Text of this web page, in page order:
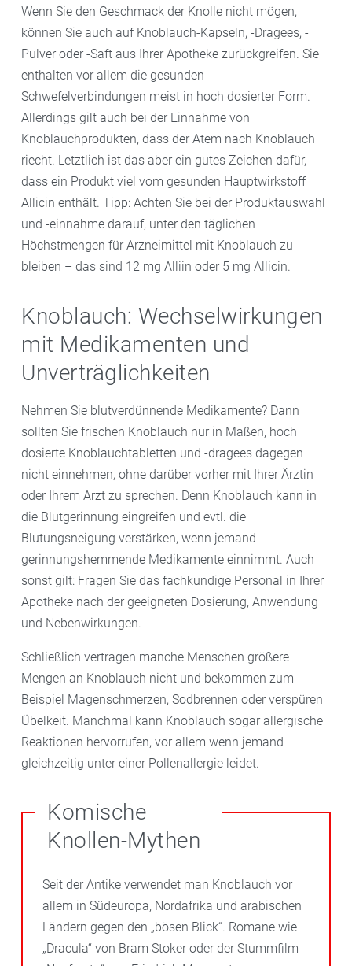
Wenn Sie den Geschmack der Knolle nicht mögen,
können Sie auch auf Knoblauch-Kapseln, -Dragees, -
Pulver oder -Saft aus Ihrer Apotheke zurückgreifen. Sie
enthalten vor allem die gesunden
Schwefelverbindungen meist in hoch dosierter Form.
Allerdings gilt auch bei der Einnahme von
Knoblauchprodukten, dass der Atem nach Knoblauch
riecht. Letztlich ist das aber ein gutes Zeichen dafür,
dass ein Produkt viel vom gesunden Hauptwirkstoff
Allicin enthält. Tipp: Achten Sie bei der Produktauswahl
und -einnahme darauf, unter den täglichen
Höchstmengen für Arzneimittel mit Knoblauch zu
bleiben – das sind 12 mg Alliin oder 5 mg Allicin.
Knoblauch: Wechselwirkungen
mit Medikamenten und
Unverträglichkeiten
Nehmen Sie blutverdünnende Medikamente? Dann
sollten Sie frischen Knoblauch nur in Maßen, hoch
dosierte Knoblauchtabletten und -dragees dagegen
nicht einnehmen, ohne darüber vorher mit Ihrer Ärztin
oder Ihrem Arzt zu sprechen. Denn Knoblauch kann in
die Blutgerinnung eingreifen und evtl. die
Blutungsneigung verstärken, wenn jemand
gerinnungshemmende Medikamente einnimmt. Auch
sonst gilt: Fragen Sie das fachkundige Personal in Ihrer
Apotheke nach der geeigneten Dosierung, Anwendung
und Nebenwirkungen.
Schließlich vertragen manche Menschen größere
Mengen an Knoblauch nicht und bekommen zum
Beispiel Magenschmerzen, Sodbrennen oder verspüren
Übelkeit. Manchmal kann Knoblauch sogar allergische
Reaktionen hervorrufen, vor allem wenn jemand
gleichzeitig unter einer Pollenallergie leidet.
Komische
Knollen-Mythen
Seit der Antike verwendet man Knoblauch vor
allem in Südeuropa, Nordafrika und arabischen
Ländern gegen den „bösen Blick“. Romane wie
„Dracula“ von Bram Stoker oder der Stummfilm